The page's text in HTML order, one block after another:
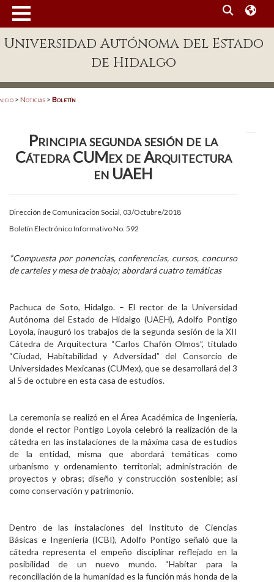
Enlaces
Patronato
Acreditación Internacional
Aspirantes
Alumni
Visitantes
Universidad Autónoma del Estado
de Hidalgo
> Noticias > Boletín
Principia segunda sesión de la
Cátedra CUMex de Arquitectura
en UAEH
Dirección de Comunicación Social, 03/Octubre/2018
Boletín Electrónico Informativo No. 592
*Compuesta por ponencias, conferencias, cursos, concurso
de carteles y mesa de trabajo; abordará cuatro temáticas
Pachuca de Soto, Hidalgo. – El rector de la Universidad
Autónoma del Estado de Hidalgo (UAEH), Adolfo Pontigo
Loyola, inauguró los trabajos de la segunda sesión de la XII
Cátedra de Arquitectura “Carlos Chafón Olmos”, titulado
“Ciudad, Habitabilidad y Adversidad” del Consorcio de
Universidades Mexicanas (CUMex), que se desarrollará del 3
al 5 de octubre en esta casa de estudios.
La ceremonia se realizó en el Área Académica de Ingeniería,
donde el rector Pontigo Loyola celebró la realización de la
cátedra en las instalaciones de la máxima casa de estudios
de la entidad, misma que abordará temáticas como
urbanismo y ordenamiento territorial; administración de
proyectos y obras; diseño y construcción sostenible; así
como conservación y patrimonio.
Dentro de las instalaciones del Instituto de Ciencias
Básicas e Ingeniería (ICBI), Adolfo Pontigo señaló que la
cátedra representa el empeño disciplinar reflejado en la
posibilidad de un nuevo mundo. “Habitar para la
reconciliación de la humanidad es la función más honda de la